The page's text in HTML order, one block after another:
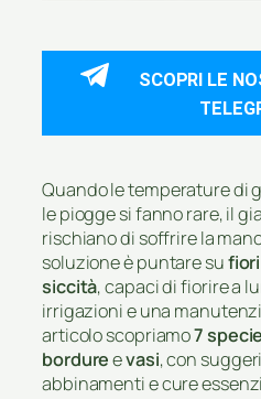
SCOPRI LE
Quando le temperature di
le piogge si fanno rare, il
rischiano di soffrire la
soluzione è puntare su
siccità, capaci di fiorire a
irrigazioni e una
articolo scopriamo7
bordureevasi, con
abbinamenti e cure